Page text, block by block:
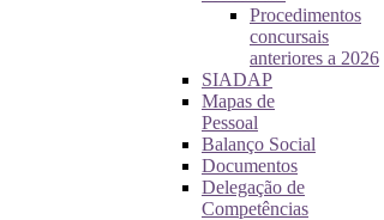
Procedimentos
concursais
anteriores a 2026
SIADAP
Mapas de
Pessoal
Balanço Social
Documentos
Delegação de
Competências